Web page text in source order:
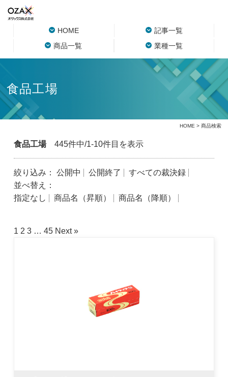
HOME
記事一覧
商品一覧
業種一覧
食品工場
HOME > 商品検索
食品工場445件中/1-10件目を表示
絞り込み： 公開中 公開終了
すべての裁決録
並べ替え：
指定なし
商品名（昇順） 商品名（降順）
1 2 3 … 45 Next »